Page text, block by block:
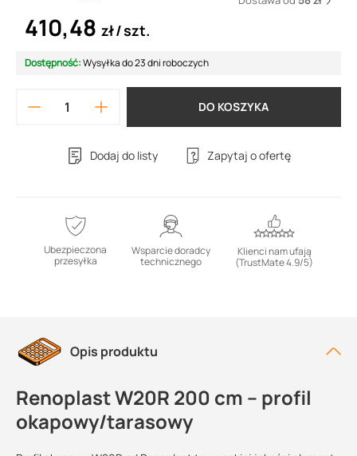
410,48 zł szt.
Dostępność:Wysyłka do 23 dni roboczych
DO KOSZYKA
Dodaj do listy Zapytaj o ofertę
Ubezpieczona
przesyłka
Wsparcie doradcy
technicznego
Klienci nam ufają
(TrustMate 4.9/5)
Opis produktu
Renoplast W20R 200 cm – profil
okapowy/tarasowy